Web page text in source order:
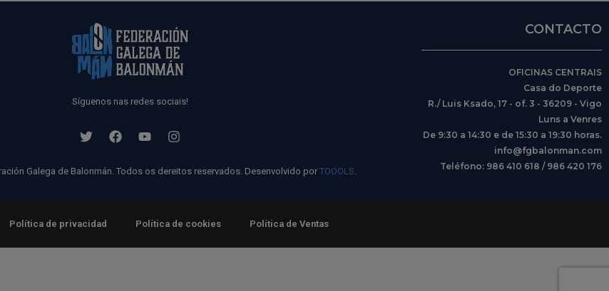
Síguenos nas redes sociais!
Galega de Balonmán. Todos os dereitos reservados. Desenvolvido por TOOOLS
CONTACTO
OFICINAS CENTRAIS
Casa do Deporte
R./ Luis Ksado, 17 - of. 3 - 36209 - Vigo
Luns a Venres
De 9:30 a 14:30 e de 15:30 a 19:30 horas.
info@fgbalonman.com
Teléfono: 986 410 618 / 986 420 176
Política de privacidad Política de cookies Política de Ventas